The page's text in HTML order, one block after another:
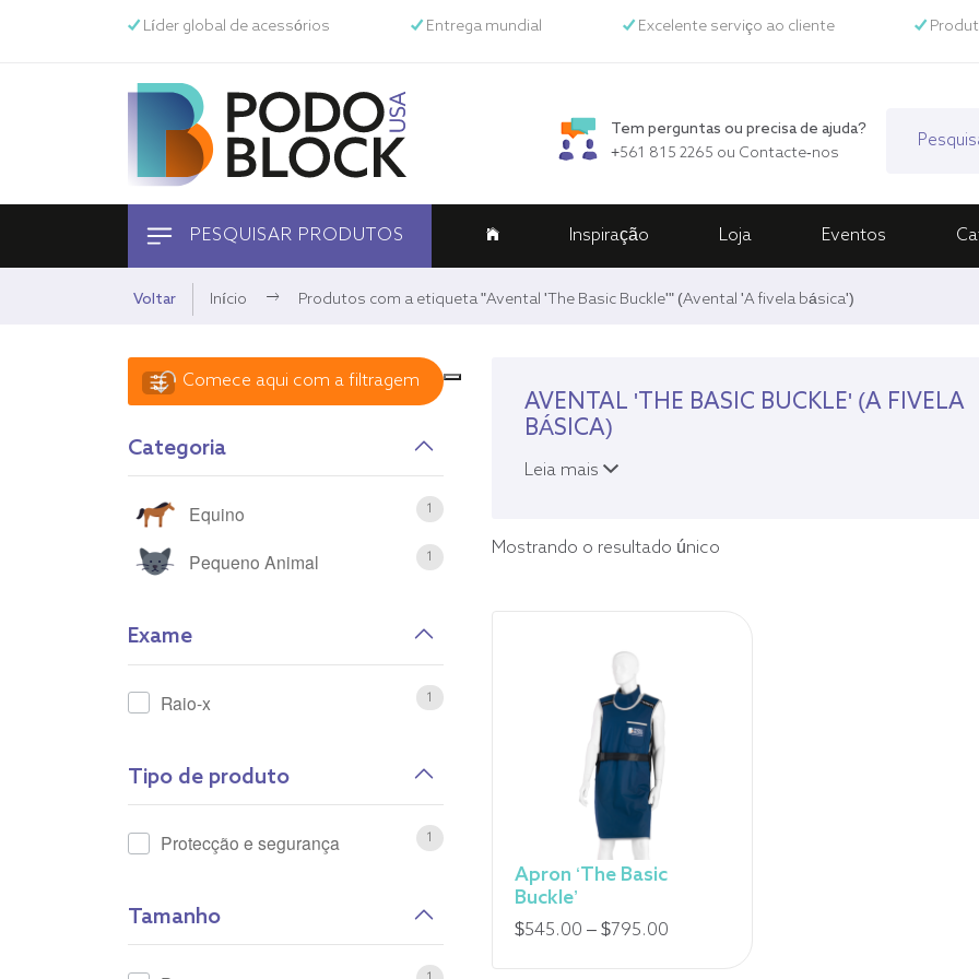
Líder global de acessórios Entrega mundial Excelente serviço ao cliente
Tem perguntas ou precisa de ajuda?
+561 815 2265 ou Contacte-nos
PESQUISAR PRODUTOS
Equino
Animais de estimação
Inspiração Loja Eventos
Voltar Início Produtos com a etiqueta "Avental 'The Basic Buckle'" (Avental 'A fivela básica')
AVENTAL 'THE BASIC BUCKLE' (A FIVELA
BÁSICA)
Leia mais
Mostrando o resultado único
Apron ‘The Basic
Buckle’
$545.00 – $795.00
Comece aqui com a filtragem
Categoria
Equino 1
Pequeno Animal 1
Exame
Raio-x 1
Tipo de produto
Protecção e segurança 1
Tamanho